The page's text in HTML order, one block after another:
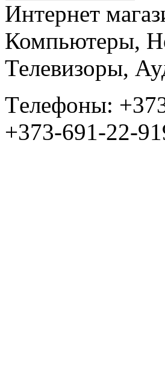
Интернет
Компьютеры,
Телевизоры,
Tелефоны:
+373-691-22-